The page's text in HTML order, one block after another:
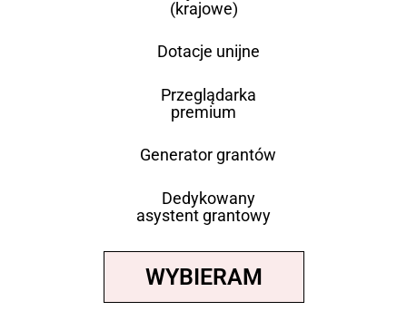
(krajowe)
Dotacje unijne
Przeglądarka
premium
Generator grantów
Dedykowany
asystent grantowy
WYBIERAM